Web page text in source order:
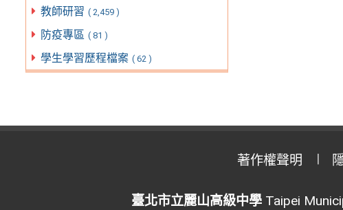
教師研習 ( 2,459 )
防疫專區 ( 81 )
學生學習歷程檔案 ( 62 )
著作權聲明
臺北市立麗山高級中學Taipei